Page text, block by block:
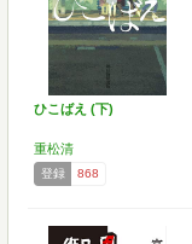
ひこばえ (下)
重松清
登録 868